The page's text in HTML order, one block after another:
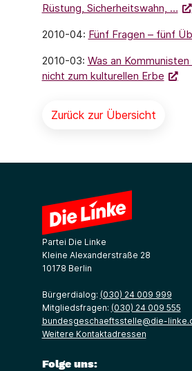
Rüstung, Sicherheitswahn, …
2010-04: Fünf Fragen – fünf
2010-03: Was an
nicht zum kulturellen Erbe
Zurück zur Übersicht
Partei Die Linke
Kleine Alexanderstraße 28
10178 Berlin
Bürgerdialog: (030) 24 009 999
Mitgliedsfragen: (030) 24 009 555
bundesgeschaeftsstelle@die-
Weitere Kontaktadressen
Folge uns: